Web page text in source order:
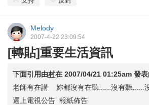
Melody
2007-4-22 23:09:54
[轉貼]重要生活資訊
下面引用由村在 2007/04/21 01:25am 發表
老師有在講 妳都沒有在聽......沒有聽......
還上電視公告 報紙佈告